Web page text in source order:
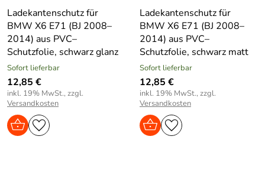
Ladekantenschutz für
BMW X6 E71 (BJ 2008–
2014) aus PVC–
Schutzfolie, schwarz glanz
Sofort lieferbar
12,85 €
inkl. 19% MwSt., zzgl.
Versandkosten
Ladekantenschutz für
BMW X6 E71 (BJ 2008–
2014) aus PVC–
Schutzfolie, schwarz matt
Sofort lieferbar
12,85 €
inkl. 19% MwSt., zzgl.
Versandkosten